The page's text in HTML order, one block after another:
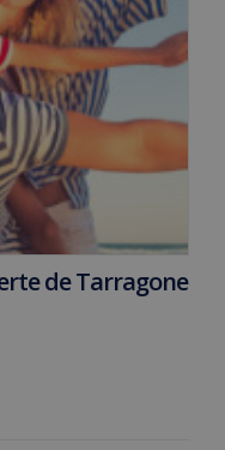
de Tarragone